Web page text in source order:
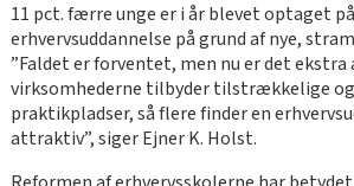
11 pct. færre unge er i år blevet optaget
erhvervsuddannelse på grund af nye,
”Faldet er forventet, men nu er det ekstra
virksomhederne tilbyder tilstrækkelige
praktikpladser, så flere finder en
attraktiv”, siger Ejner K. Holst.